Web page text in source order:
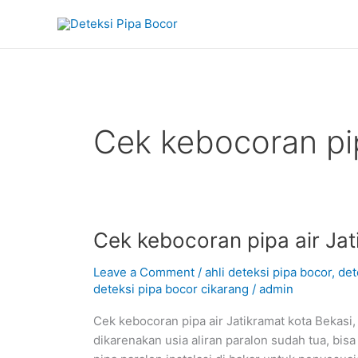
content
Cek kebocoran
Cek kebocoran pipa air
Leave a Comment / ahli deteksi pipa bocor,
deteksi pipa bocor cikarang / admin
Cek kebocoran pipa air Jatikramat kota
dikarenakan usia aliran paralon sudah tua,
Cek
pipa
air